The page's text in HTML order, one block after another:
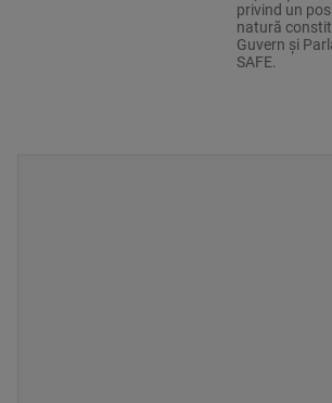
privind un
natură
Guvern și
SAFE.